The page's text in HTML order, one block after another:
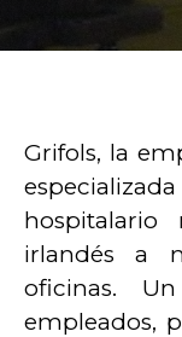
Grifols, la
irlandés a
oficinas.
empleados,